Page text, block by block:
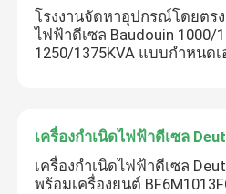
โรงงานจัดหาอุปกรณ์โดยตร
ไฟฟ้าดีเซล Baudouin 1000/
1250/1375KVA แบบกำหนดเ
เครื่องกำเนิดไฟฟ้าดีเซล
เครื่องกำเนิดไฟฟ้าดีเซล
พร้อมเครื่องยนต์